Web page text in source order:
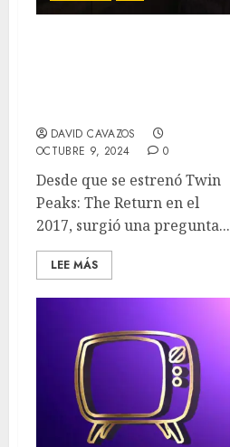
DAVID CAVAZOS
OCTUBRE 9, 2024
0
Desde que se estrenó Twin
Peaks: The Return en el
2017, surgió una pregunta...
LEE MÁS